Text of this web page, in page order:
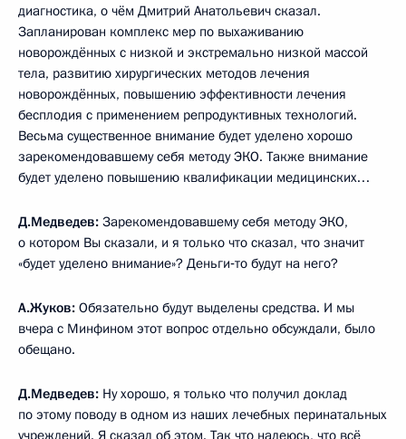
диагностика, о чём Дмитрий Анатольевич сказал.
Запланирован комплекс мер по выхаживанию
новорождённых с низкой и экстремально низкой массой
тела, развитию хирургических методов лечения
новорождённых, повышению эффективности лечения
бесплодия с применением репродуктивных технологий.
Весьма существенное внимание будет уделено хорошо
зарекомендовавшему себя методу ЭКО. Также внимание
будет уделено повышению квалификации медицинских…
Д.Медведев: Зарекомендовавшему себя методу ЭКО,
о котором Вы сказали, и я только что сказал, что значит
«будет уделено внимание»? Деньги‑то будут на него?
А.Жуков: Обязательно будут выделены средства. И мы
вчера с Минфином этот вопрос отдельно обсуждали, было
обещано.
Д.Медведев: Ну хорошо, я только что получил доклад
по этому поводу в одном из наших лечебных перинатальных
учреждений. Я сказал об этом. Так что надеюсь, что всё